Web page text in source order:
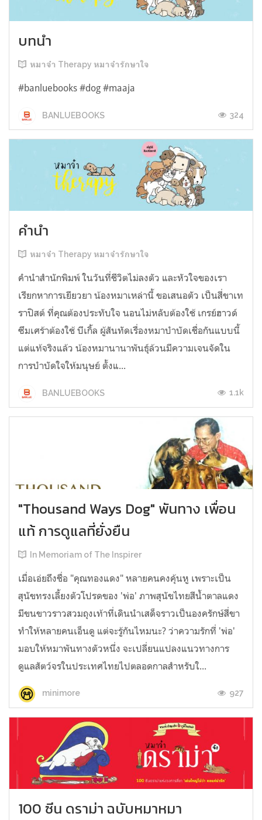
บทนำ
หมาจ๋า Therapy หมาจ๋ารักษาใจ
#banluebooks #dog #maaja
BANLUEBOOKS 324
คำนำ
หมาจ๋า Therapy หมาจ๋ารักษาใจ
คำนำสำนักพิมพ์ ในวันที่ชีวิตไม่ลงตัว และหัวใจของเรา
เรียกหาการเยียวยา น้องหมาเหล่านี้ ขอเสนอตัว เป็นสี่ขาเท
ราปิสต์ ที่คุณต้องประทับใจ นอนไม่หลับต้องใช้ เกรย์ฮาวด์
ซึมเศร้าต้องใช้ บีเกิ้ล ผู้สันทัดเรื่องหมาบำบัดเชื่อกันแบบนี้
แต่แท้จริงแล้ว น้องหมานานาพันธุ์ล้วนมีความเจนจัดใน
การบำบัดใจให้มนุษย์ ตั้งแ...
BANLUEBOOKS 1.1k
"Thousand Ways Dog" พันทาง เพื่อน
แท้ การดูแลที่ยั่งยืน
In Memoriam of The Inspirer
เมื่อเอ่ยถึงชื่อ "คุณทองแดง" หลายคนคงคุ้นหู เพราะเป็น
สุนัขทรงเลี้ยงตัวโปรดของ 'พ่อ' ภาพสุนัขไทยสีน้ำตาลแดง
มีขนขาวราวสวมถุงเท้าที่เดินนำเสด็จราวเป็นองครักษ์สี่ขา
ทำให้หลายคนเอ็นดู แต่จะรู้กันไหมนะ? ว่าความรักที่ 'พ่อ'
มอบให้หมาพันทางตัวหนึ่ง จะเปลี่ยนแปลงแนวทางการ
ดูแลสัตว์จรในประเทศไทยไปตลอดกาลสำหรับใ...
minimore 927
100 ซีน ดราม่า ฉบับหมาหมา